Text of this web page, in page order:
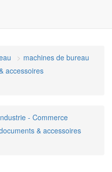
machines de bureau
accessoires
- Commerce
& accessoires